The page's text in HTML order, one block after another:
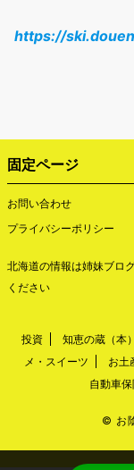
https://
固定ページ
お問い合わせ
プライバシーポリシー
北海道の情報は姉妹ブロ
ください
投資 知恵の蔵（本）
メ・スイーツ
お土
自動車
© お